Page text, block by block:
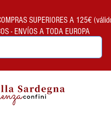
SUPERIORES A 125€
- ENVÍOS A TODA EUROPA